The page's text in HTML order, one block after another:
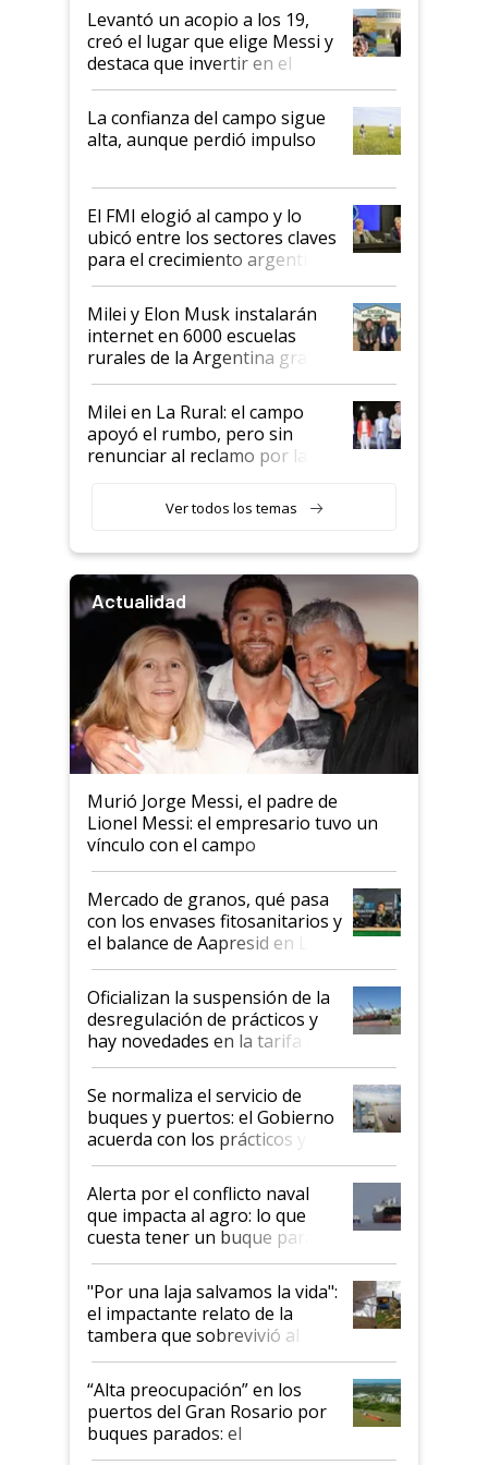
Levantó un acopio a los 19,
creó el lugar que elige Messi y
destaca que invertir en el
kirchnerismo era como "darle
plata a un hijo para droga":
Juan Félix Rossetti, el libertario
que de una dura crisis salió
de Milei
La confianza del campo sigue
alta, aunque perdió impulso
El FMI elogió al campo y lo
ubicó entre los sectores claves
para el crecimiento argentino
Milei y Elon Musk instalarán
internet en 6000 escuelas
rurales de la Argentina gracias
a un acuerdo con Starlink
Milei en La Rural: el campo
apoyó el rumbo, pero sin
renunciar al reclamo por las
Ver todos los temas
Actualidad
Murió Jorge Messi, el padre de
Lionel Messi: el empresario tuvo un
vínculo con el campo
Mercado de granos, qué pasa
con los envases fitosanitarios y
el balance de Aapresid en La
Posta
Oficializan la suspensión de la
desregulación de prácticos y
hay novedades en la tarifa de
la hidrovía
Se normaliza el servicio de
buques y puertos: el Gobierno
acuerda con los prácticos y
suspende el decreto de
desregulación
Alerta por el conflicto naval
que impacta al agro: lo que
cuesta tener un buque parado
y el peligro de que Argentina
pase a ser "país sucio"
"Por una laja salvamos la vida":
el impactante relato de la
tambera que sobrevivió al
tornado
“Alta preocupación” en los
puertos del Gran Rosario por
buques parados: el
funcionamiento de las